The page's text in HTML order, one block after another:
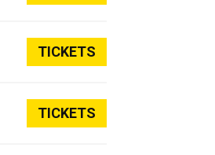
TICKETS
TICKETS